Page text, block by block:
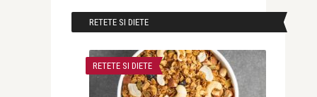
RETETE SI DIETE
RETETE SI DIETE